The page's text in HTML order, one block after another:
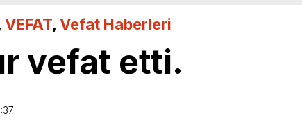
VEFAT,Vefat Haberleri
vefat etti.